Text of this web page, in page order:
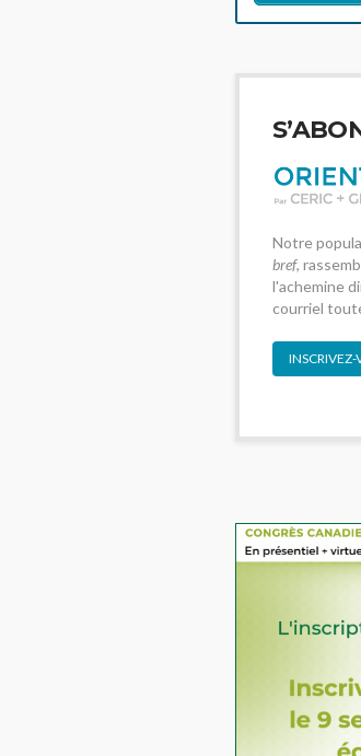
Notre
bref,
l'achemine
courriel
INSCRIVEZ-